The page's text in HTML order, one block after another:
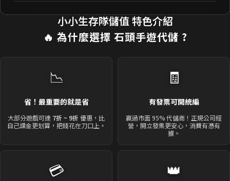
小小生存隊儲值 特色介紹
🔥 為什麼選擇 石頭手遊代儲 ?
📉
省！最重要的就是省
大部分遊戲可達 7折 ~ 9折 優惠，比
自己課金更划算，把錢花在刀口上。
🧾
有發票可開統編
贏過市面 95% 代儲商！正規公司經
營，開立發票更安心，消費有憑有
據。
💳 👑